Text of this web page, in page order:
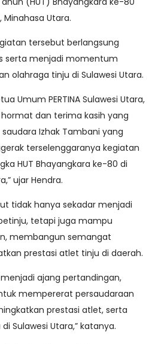
Utara.
tersebut berlangsung
serta menjadi momentum
olahraga tinju di Sulawesi Utara.
Umum PERTINA Sulawesi Utara,
dan terima kasih yang
Izhak Tambani yang
terselenggaranya kegiatan
HUT Bhayangkara ke-80 di
ujar Hendra.
tidak hanya sekadar menjadi
tetapi juga mampu
membangun semangat
prestasi atlet tinju di daerah.
ajang pertandingan,
mempererat persaudaraan
prestasi atlet, serta
Sulawesi Utara,” katanya.